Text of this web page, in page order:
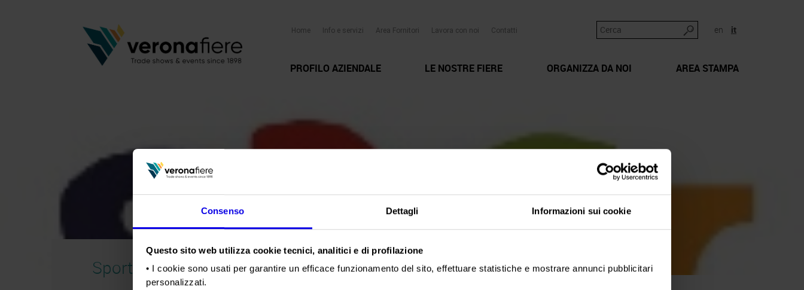
Consenso Dettagli Informazioni sui cookie
Questo sito web utilizza cookie tecnici, analitici e di profilazione
• I cookie sono usati per garantire un efficace funzionamento del sito, effettuare statistiche e mostrare annunci pubblicitari
personalizzati.
en it
Home Info e servizi Area Fornitori Lavora con noi Contatti
PROFILO AZIENDALE LE NOSTRE FIERE ORGANIZZA DA NOI AREA STAMPA
Sport Expo